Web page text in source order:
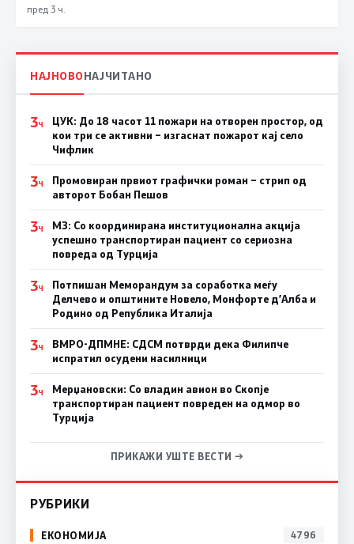
пред 3 ч.
НАЈНОВОНАЈЧИТАНО
3Ч
ЦУК: До 18 часот 11 пожари на отворен простор, од
кои три се активни – изгаснат пожарот кај село
Чифлик
3Ч
Промовиран првиот графички роман – стрип од
авторот Бобан Пешов
3Ч
МЗ: Со координирана институционална акција
успешно транспортиран пациент со сериозна
повреда од Турција
3Ч
Потпишан Меморандум за соработка меѓу
Делчево и општините Новело, Монфорте д’Алба и
Родино од Република Италија
3Ч
ВМРО-ДПМНЕ: СДСM потврди дека Филипче
испратил осудени насилници
3Ч
Мерџановски: Со владин авион во Скопје
транспортиран пациент повреден на одмор во
Турција
ПРИКАЖИ УШТЕ ВЕСТИ →
РУБРИКИ
ЕКОНОМИЈА 4796